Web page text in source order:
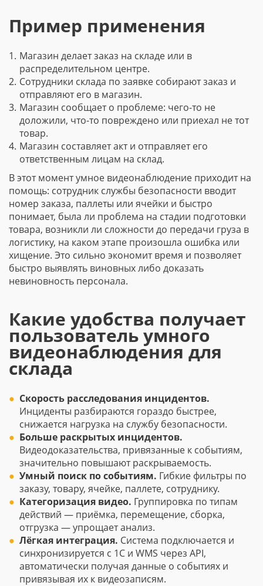
Пример применения
Магазин делает заказ на складе или в
распределительном центре.
Сотрудники склада по заявке собирают заказ и
отправляют его в магазин.
Магазин сообщает о проблеме: чего-то не
доложили, что-то повреждено или приехал не тот
товар.
Магазин составляет акт и отправляет его
ответственным лицам на склад.
В этот момент умное видеонаблюдение приходит на
помощь: сотрудник службы безопасности вводит
номер заказа, паллеты или ячейки и быстро
понимает, была ли проблема на стадии подготовки
товара, возникли ли сложности до передачи груза в
логистику, на каком этапе произошла ошибка или
хищение. Это сильно экономит время и позволяет
быстро выявлять виновных либо доказать
невиновность персонала.
Какие удобства получает
пользователь умного
видеонаблюдения для
склада
Скорость расследования инцидентов.
Инциденты разбираются гораздо быстрее,
снижается нагрузка на службу безопасности.
Больше раскрытых инцидентов.
Видеодоказательства, привязанные к событиям,
значительно повышают раскрываемость.
Умный поиск по событиям. Гибкие фильтры по
заказу, товару, ячейке, паллете, сотруднику.
Категоризация видео. Группировка по типам
действий — приёмка, перемещение, сборка,
отгрузка — упрощает анализ.
Лёгкая интеграция. Система подключается и
синхронизируется с 1С и WMS через API,
автоматически получая данные о событиях и
привязывая их к видеозаписям.